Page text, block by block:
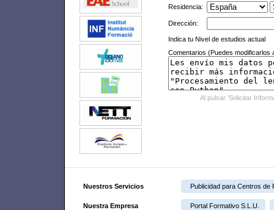
Residencia:
Dirección:
Indica tu Nivel de estudios actual
Comentarios (Puedes modificarlos
Al pulsar 'Solicitar
Nuestros Servicios Publicidad para Centros de
Nuestra Empresa Portal Formativo S.L.U.